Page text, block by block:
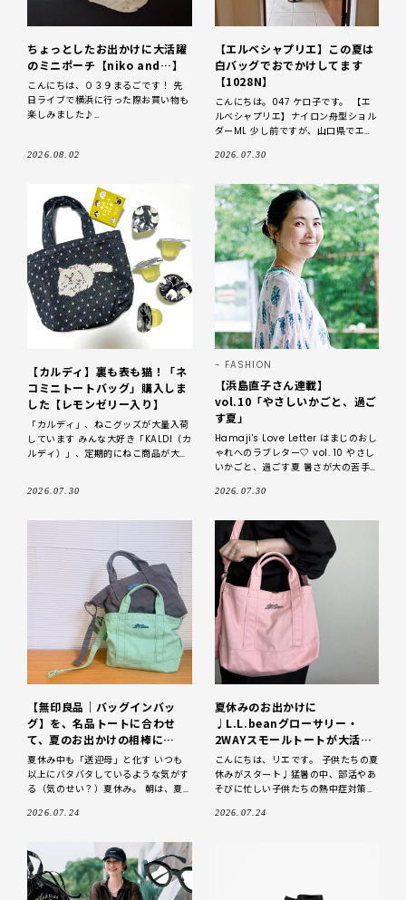
ちょっとしたお出かけに大活躍
のミニポーチ【niko and…】
こんにちは、０３９まるごです！ 先
日ライブで横浜に行った際お買い物も
楽しみました♪
2026.08.02
【エルベシャプリエ】この夏は
白バッグでおでかけしてます
【1028N】
こんにちは。047 ケロ子です。 【エ
ルベシャプリエ】ナイロン舟型ショル
ダーML 少し前ですが、山口県でエル
ので行ってきました！夏のおでかけに
2026.07.30
【カルディ】裏も表も猫！「ネ
コミニトートバッグ」購入しま
した【レモンゼリー入り】
「カルディ」、ねこグッズが大量入荷
しています みんな大好き「KALDI（カ
ルディ）」、定期的にねこ商品が大量
イテムがた
2026.07.30
FASHION
【浜島直子さん連載】
vol.10「やさしいかごと、過ご
す夏」
Hamaji's Love Letter はまじのおし
ゃれへのラブレター♡ vol. 10 やさし
いかごと、過ごす夏 暑さが大の苦手
2026.07.30
【無印良品｜バッグインバッ
グ】を、名品トートに合わせ
て、夏のお出かけの相棒に
♩【LEEマルシェ｜LEE100人
隊コラボ グローサリー・2WAY
スモールトート】
夏休み中も「送迎母」と化す いつも
以上にバタバタしているような気がす
る（気のせい？）夏休み。 朝は、夏
後は、バレーの試合や練習への送迎、
2026.07.24
夏休みのお出かけに
♩L.L.beanグローサリー・
2WAYスモールトートが大活
躍|LEEマルシェ
こんにちは、リエです。 子供たちの夏
休みがスタート♩猛暑の中、部活やあ
そびに忙しい子供たちの熱中症対策
をする毎日です... 夏休みのお供に 夏
2026.07.24